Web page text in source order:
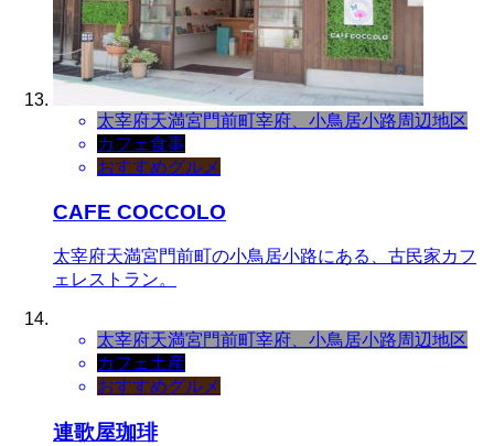
太宰府天満宮門前町宰府、小鳥居小路周辺地区
カフェ食事
おすすめグルメ
CAFE COCCOLO
太宰府天満宮門前町の小鳥居小路にある、古民家カフ
ェレストラン。
太宰府天満宮門前町宰府、小鳥居小路周辺地区
カフェ 土産
おすすめグルメ
連歌屋珈琲